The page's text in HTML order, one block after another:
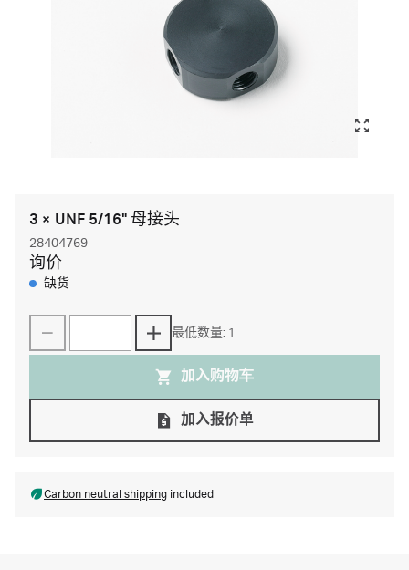
3 × UNF 5/16" 母接头
28404769
询价
缺货
最低数量: 1
加入购物⻋
加入报价单
Carbon neutral shipping included